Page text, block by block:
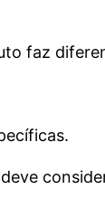
faz